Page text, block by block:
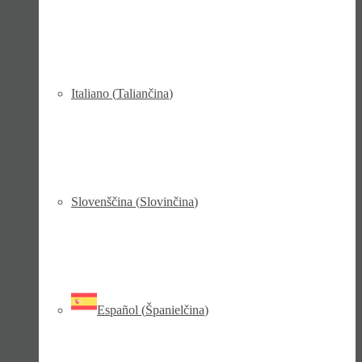
Italiano (Taliančina)
Slovenščina (Slovinčina)
Español (Španielčina)